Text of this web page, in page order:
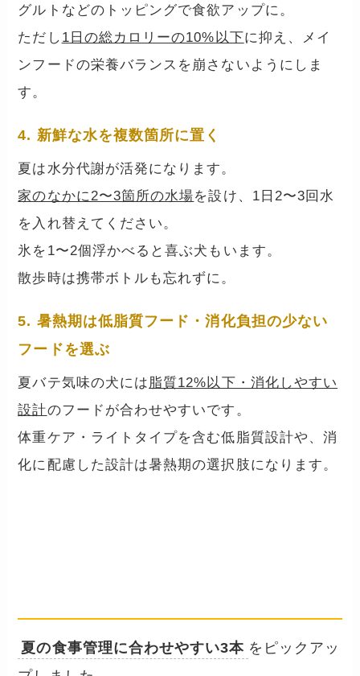
グルトなどのトッピングで食欲アップに。
ただし 1日の総カロリーの10%以下に抑え、メイ
ンフードの栄養バランスを崩さないようにしま
す。
4. 新鮮な水を複数箇所に置く
夏は水分代謝が活発になります。
家のなかに2〜3箇所の水場を設け、1日2〜3回水
を入れ替えてください。
氷を1〜2個浮かべると喜ぶ犬もいます。
散歩時は携帯ボトルも忘れずに。
5. 暑熱期は低脂質フード・消化負担の少ない
フードを選ぶ
夏バテ気味の犬には 脂質12%以下・消化しやすい
設計のフードが合わせやすいです。
体重ケア・ライトタイプを含む低脂質設計や、消
化に配慮した設計は暑熱期の選択肢になります。
夏の食事管理に合わせやすい3本 をピックアッ